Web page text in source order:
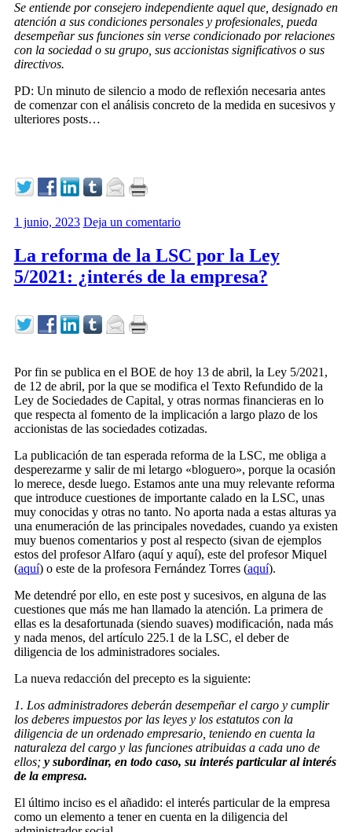
Se entiende por consejero independiente aquel que, designado en
atención a sus condiciones personales y profesionales, pueda
desempeñar sus funciones sin verse condicionado por relaciones
con la sociedad o su grupo, sus accionistas significativos o sus
directivos.
PD: Un minuto de silencio a modo de reflexión necesaria antes
de comenzar con el análisis concreto de la medida en sucesivos y
ulteriores posts…
1 junio, 2023 Deja un comentario
La reforma de la LSC por la Ley
5/2021: ¿interés de la empresa?
Por fin se publica en el BOE de hoy 13 de abril, la Ley 5/2021,
de 12 de abril, por la que se modifica el Texto Refundido de la
Ley de Sociedades de Capital, y otras normas financieras en lo
que respecta al fomento de la implicación a largo plazo de los
accionistas de las sociedades cotizadas.
La publicación de tan esperada reforma de la LSC, me obliga a
desperezarme y salir de mi letargo «bloguero», porque la ocasión
lo merece, desde luego. Estamos ante una muy relevante reforma
que introduce cuestiones de importante calado en la LSC, unas
muy conocidas y otras no tanto. No aporta nada a estas alturas ya
una enumeración de las principales novedades, cuando ya existen
muy buenos comentarios y post al respecto (sivan de ejemplos
estos del profesor Alfaro (aquí y aquí), este del profesor Miquel
(aquí) o este de la profesora Fernández Torres (aquí).
Me detendré por ello, en este post y sucesivos, en alguna de las
cuestiones que más me han llamado la atención. La primera de
ellas es la desafortunada (siendo suaves) modificación, nada más
y nada menos, del artículo 225.1 de la LSC, el deber de
diligencia de los administradores sociales.
La nueva redacción del precepto es la siguiente:
1. Los administradores deberán desempeñar el cargo y cumplir
los deberes impuestos por las leyes y los estatutos con la
diligencia de un ordenado empresario, teniendo en cuenta la
naturaleza del cargo y las funciones atribuidas a cada uno de
ellos; y subordinar, en todo caso, su interés particular al interés
de la empresa.
El último inciso es el añadido: el interés particular de la empresa
como un elemento a tener en cuenta en la diligencia del